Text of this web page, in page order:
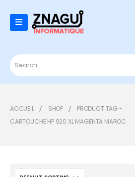
ACCUEIL SHOP
PRODUCT TAG -
CARTOUCHE HP 920 XL MAGENTA MAROC